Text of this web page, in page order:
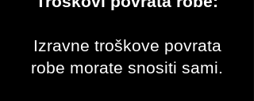
Izravne troškove povrata
robe morate snositi sami.